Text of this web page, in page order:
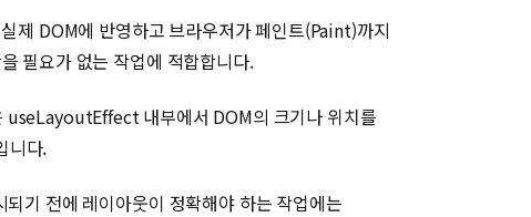
제 DOM에 반영하고 브라우저가 페인트(Paint)까지
필요가 없는 작업에 적합합니다.
useLayoutEffect 내부에서 DOM의 크기나 위치를
니다.
기 전에 레이아웃이 정확해야 하는 작업에는